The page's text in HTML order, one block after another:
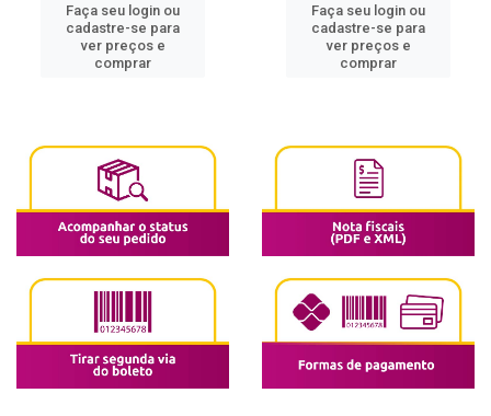
Faça seu login ou
cadastre-se para
ver preços e
comprar
Faça seu login ou
cadastre-se para
ver preços e
comprar